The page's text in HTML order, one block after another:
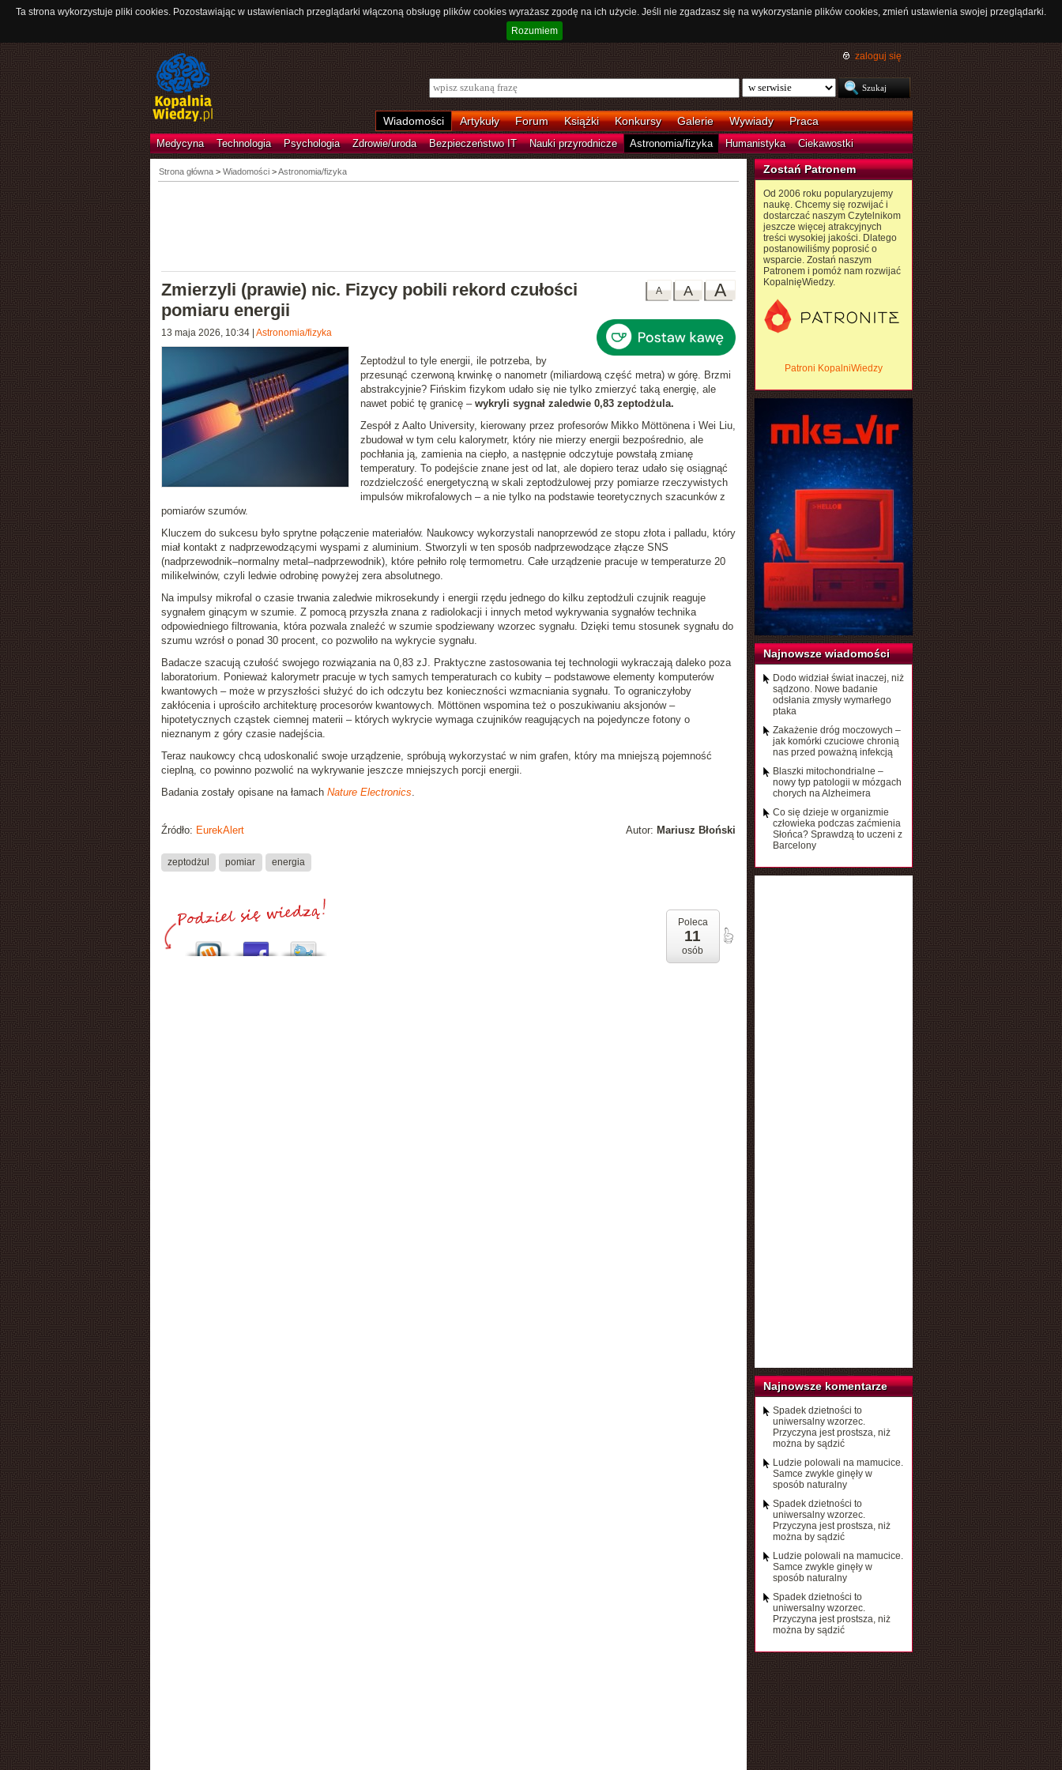
Ta strona wykorzystuje pliki cookies. Pozostawiając w ustawieniach przeglądarki włączoną obsługę plików cookies wyrażasz zgodę na ich użycie. Jeśli nie zgadzasz się na wykorzystanie plików cookies, zmień ustawienia swojej przeglądarki.
Rozumiem
zaloguj się
Wiadomości Artykuły Forum Książki Konkursy Galerie Wywiady Praca
Medycyna Technologia Psychologia Zdrowie/uroda Bezpieczeństwo IT Nauki przyrodnicze Astronomia/fizyka Humanistyka Ciekawostki
Strona główna> Wiadomości >Astronomia/fizyka
A
A
A
Zmierzyli (prawie) nic. Fizycy pobili rekord czułości
pomiaru energii
13 maja 2026, 10:34| Astronomia/fizyka
Zeptodżul to tyle energii, ile potrzeba, by
przesunąć czerwoną krwinkę o nanometr (miliardową część metra) w górę. Brzmi
abstrakcyjnie? Fińskim fizykom udało się nie tylko zmierzyć taką energię, ale
nawet pobić tę granicę – wykryli sygnał zaledwie 0,83 zeptodżula.
Zespół z Aalto University, kierowany przez profesorów Mikko Möttönena i Wei Liu,
zbudował w tym celu kalorymetr, który nie mierzy energii bezpośrednio, ale
pochłania ją, zamienia na ciepło, a następnie odczytuje powstałą zmianę
temperatury. To podejście znane jest od lat, ale dopiero teraz udało się osiągnąć
rozdzielczość energetyczną w skali zeptodżulowej przy pomiarze rzeczywistych
impulsów mikrofalowych – a nie tylko na podstawie teoretycznych szacunków z
pomiarów szumów.
Kluczem do sukcesu było sprytne połączenie materiałów. Naukowcy wykorzystali nanoprzewód ze stopu złota i palladu, który
miał kontakt z nadprzewodzącymi wyspami z aluminium. Stworzyli w ten sposób nadprzewodzące złącze SNS
(nadprzewodnik–normalny metal–nadprzewodnik), które pełniło rolę termometru. Całe urządzenie pracuje w temperaturze 20
milikelwinów, czyli ledwie odrobinę powyżej zera absolutnego.
Na impulsy mikrofal o czasie trwania zaledwie mikrosekundy i energii rzędu jednego do kilku zeptodżuli czujnik reaguje
sygnałem ginącym w szumie. Z pomocą przyszła znana z radiolokacji i innych metod wykrywania sygnałów technika
odpowiedniego filtrowania, która pozwala znaleźć w szumie spodziewany wzorzec sygnału. Dzięki temu stosunek sygnału do
szumu wzrósł o ponad 30 procent, co pozwoliło na wykrycie sygnału.
Badacze szacują czułość swojego rozwiązania na 0,83 zJ. Praktyczne zastosowania tej technologii wykraczają daleko poza
laboratorium. Ponieważ kalorymetr pracuje w tych samych temperaturach co kubity – podstawowe elementy komputerów
kwantowych – może w przyszłości służyć do ich odczytu bez konieczności wzmacniania sygnału. To ograniczyłoby
zakłócenia i uprościło architekturę procesorów kwantowych. Möttönen wspomina też o poszukiwaniu aksjonów –
hipotetycznych cząstek ciemnej materii – których wykrycie wymaga czujników reagujących na pojedyncze fotony o
nieznanym z góry czasie nadejścia.
Teraz naukowcy chcą udoskonalić swoje urządzenie, spróbują wykorzystać w nim grafen, który ma mniejszą pojemność
cieplną, co powinno pozwolić na wykrywanie jeszcze mniejszych porcji energii.
Badania zostały opisane na łamach Nature Electronics.
Autor: Mariusz Błoński
Źródło: EurekAlert
zeptodżul pomiar energia
Poleca
11
osób
Zostań Patronem
Od 2006 roku popularyzujemy
naukę. Chcemy się rozwijać i
dostarczać naszym Czytelnikom
jeszcze więcej atrakcyjnych
treści wysokiej jakości. Dlatego
postanowiliśmy poprosić o
wsparcie. Zostań naszym
Patronem i pomóż nam rozwijać
KopalnięWiedzy.
Patroni KopalniWiedzy
Najnowsze wiadomości
Dodo widział świat inaczej, niż
sądzono. Nowe badanie
odsłania zmysły wymarłego
ptaka
Zakażenie dróg moczowych –
jak komórki czuciowe chronią
nas przed poważną infekcją
Blaszki mitochondrialne –
nowy typ patologii w mózgach
chorych na Alzheimera
Co się dzieje w organizmie
człowieka podczas zaćmienia
Słońca? Sprawdzą to uczeni z
Barcelony
Najnowsze komentarze
Spadek dzietności to
uniwersalny wzorzec.
Przyczyna jest prostsza, niż
można by sądzić
Ludzie polowali na mamucice.
Samce zwykle ginęły w
sposób naturalny
Spadek dzietności to
uniwersalny wzorzec.
Przyczyna jest prostsza, niż
można by sądzić
Ludzie polowali na mamucice.
Samce zwykle ginęły w
sposób naturalny
Spadek dzietności to
uniwersalny wzorzec.
Przyczyna jest prostsza, niż
można by sądzić